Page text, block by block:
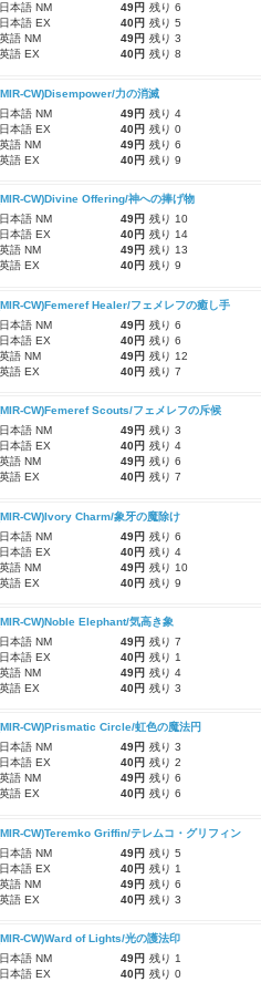
日本語 NM
49円 残り 6
日本語 EX
40円 残り 5
英語 NM
49円 残り 3
英語 EX
40円 残り 8
CW)Disempower/力の消滅
日本語 NM
49円 残り 4
日本語 EX
40円 残り 0
英語 NM
49円 残り 6
英語 EX
40円 残り 9
CW)Divine Offering/神への捧げ物
日本語 NM
49円 残り 10
日本語 EX
40円 残り 14
英語 NM
49円 残り 13
英語 EX
40円 残り 9
CW)Femeref Healer/フェメレフの癒し手
日本語 NM
49円 残り 6
日本語 EX
40円 残り 6
英語 NM
49円 残り 12
英語 EX
40円 残り 7
CW)Femeref Scouts/フェメレフの斥候
日本語 NM
49円 残り 3
日本語 EX
40円 残り 4
英語 NM
49円 残り 6
英語 EX
40円 残り 7
CW)Ivory Charm/象牙の魔除け
日本語 NM
49円 残り 6
日本語 EX
40円 残り 4
英語 NM
49円 残り 10
英語 EX
40円 残り 9
CW)Noble Elephant/気高き象
日本語 NM
49円 残り 7
日本語 EX
40円 残り 1
英語 NM
49円 残り 4
英語 EX
40円 残り 3
CW)Prismatic Circle/虹色の魔法円
日本語 NM
49円 残り 3
日本語 EX
40円 残り 2
英語 NM
49円 残り 6
英語 EX
40円 残り 6
CW)Teremko Griffin/テレムコ・グリフィン
日本語 NM
49円 残り 5
日本語 EX
40円 残り 1
英語 NM
49円 残り 6
英語 EX
40円 残り 3
CW)Ward of Lights/光の護法印
日本語 NM
49円 残り 1
日本語 EX
40円 残り 0